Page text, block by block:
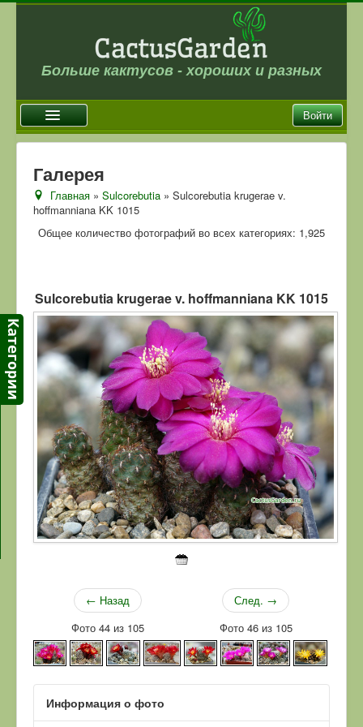
Больше кактусов - хороших и разных
Войти
Новости
Галерея
Магазин
Отзывы
Ссылки
Контакты
Галерея
Главная »Sulcorebutia » Sulcorebutia krugerae v.
hoffmanniana KK 1015
Общее количество фотографий во всех категориях: 1,925
Sulcorebutia krugerae v. hoffmanniana KK 1015
← Назад
Фото 44 из 105
След. →
Фото 46 из 105
Информация о фото